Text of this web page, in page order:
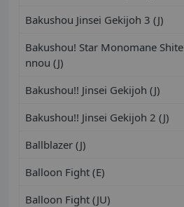
Bakushou Jinsei Gekijoh 3 (J)
Bakushou! Star Monomane Shite
nnou (J)
Bakushou!! Jinsei Gekijoh (J)
Bakushou!! Jinsei Gekijoh 2 (J)
Ballblazer (J)
Balloon Fight (E)
Balloon Fight (JU)